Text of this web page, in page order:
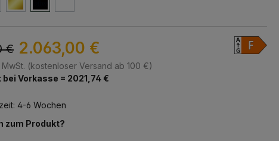
€ 2.063,00 €
MwSt. (kostenloser Versand ab 100 €)
bei Vorkasse = 2021,74 €
4-6 Wochen
zum Produkt?